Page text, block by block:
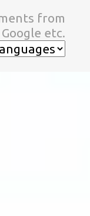
ンツに移動
from
Google etc.